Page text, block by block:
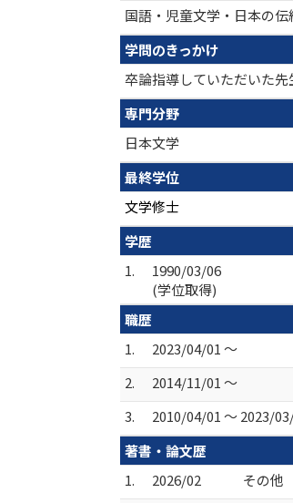
国語・児童文学・日本の
学問のきっかけ
卒論指導していただいた
専門分野
日本文学
最終学位
文学修士
学歴
1.
1990/03/06
(学位取得)
職歴
1.
2023/04/01 ～
2.
2014/11/01 ～
3.
2010/04/01 ～ 2023/
著書・論文歴
1.
2026/02 その他